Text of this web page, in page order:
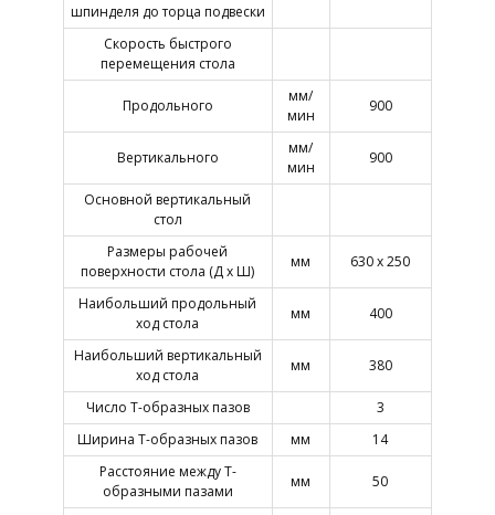
шпинделя до торца подвески
Скорость быстрого
перемещения стола
Продольного
мм/
мин
900
Вертикального
мм/
мин
900
Основной вертикальный
стол
Размеры рабочей
поверхности стола (Д х Ш)
мм 630 х 250
Наибольший продольный
ход стола
мм 400
Наибольший вертикальный
ход стола
мм 380
Число Т-образных пазов
3
Ширина Т-образных пазов
мм
14
Расстояние между Т-
образными пазами
мм 50